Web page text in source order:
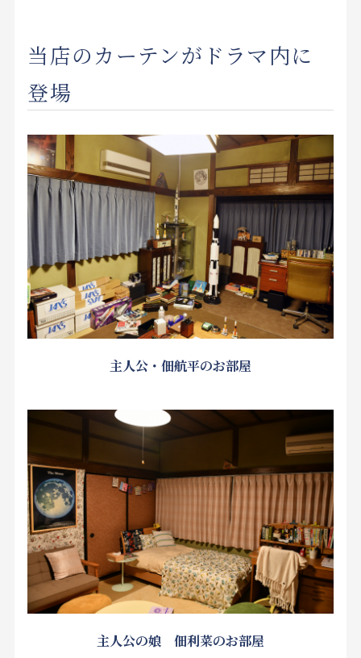
当店のカーテンがドラマ内に
登場
主人公・佃航平のお部屋
主人公の娘 佃利菜のお部屋